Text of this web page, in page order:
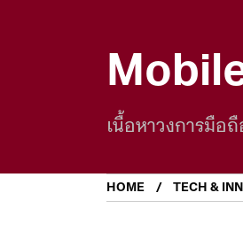
เนื้อหาวงการมือ
HOME TECH &